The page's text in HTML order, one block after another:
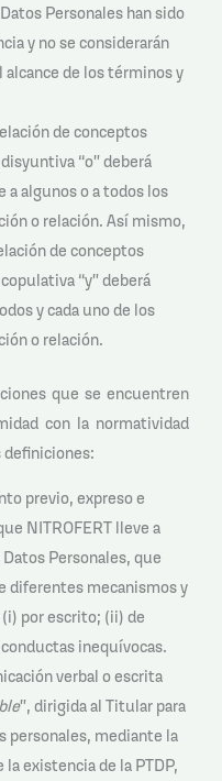
Personales han sido
y no se considerarán
de los términos y
de conceptos
“o” deberá
algunos o a todos los
o relación. Así mismo,
de conceptos
“y” deberá
y cada uno de los
o relación.
que se encuentren
con la normatividad
previo, expreso e
NITROFERT lleve a
Personales, que
diferentes mecanismos y
por escrito; (ii) de
inequívocas.
verbal o escrita
”, dirigida al Titular para
personales, mediante la
existencia de la PTDP,